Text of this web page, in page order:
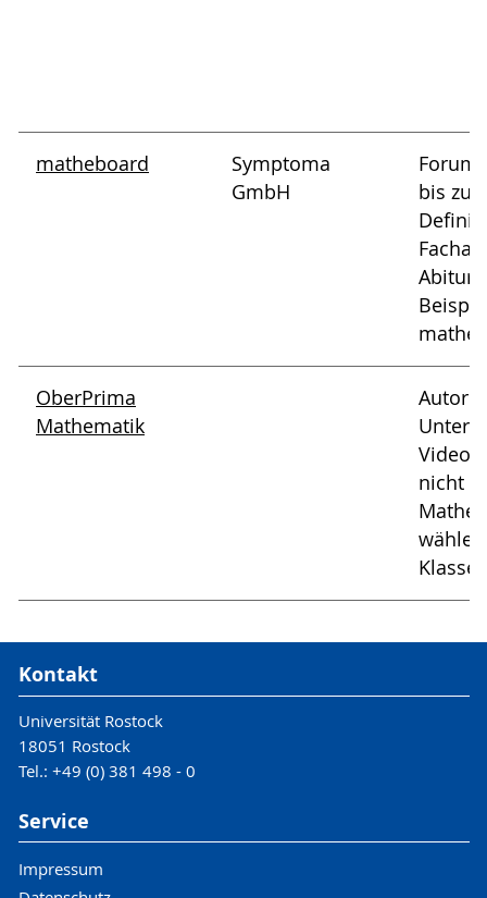
matheboard
Symptoma
GmbH
Forum
bis zur
OberPrima
Mathematik
Videos;
nicht
Kontakt
Universität Rostock
18051 Rostock
Tel.: +49 (0) 381 498 - 0
Service
Impressum